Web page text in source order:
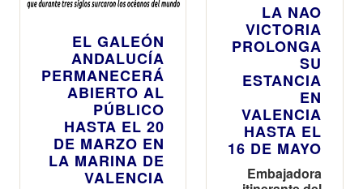
EL GALEÓN
ANDALUCÍA
PERMANECERÁ
ABIERTO AL
PÚBLICO
HASTA EL 20
DE MARZO EN
LA MARINA DE
VALENCIA
LA NAO
VICTORIA
PROLONGA
SU
ESTANCIA
EN
VALENCIA
HASTA EL
16 DE MAYO
Embajadora